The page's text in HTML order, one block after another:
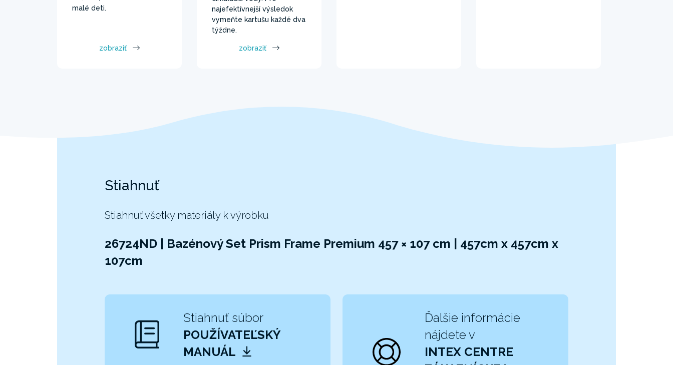
malé deti.
zobraziť
najefektívnejší výsledok
vymeňte kartušu každé dva
týždne.
zobraziť
Stiahnuť
Stiahnuť všetky materiály k výrobku
26724ND | Bazénový Set Prism Frame Premium 457 × 107 cm | 457cm x 457cm x
107cm
Stiahnuť súbor
POUŽÍVATEĽSKÝ
MANUÁL
Ďalšie informácie
nájdete v
INTEX CENTRE